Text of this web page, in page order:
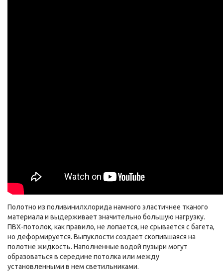
Полотно из поливинилхлорида намного эластичнее тканого
материала и выдерживает значительно большую нагрузку.
ПВХ-потолок, как правило, не лопается, не срывается с багета,
но деформируется. Выпуклости создает скопившаяся на
полотне жидкость. Наполненные водой пузыри могут
образоваться в середине потолка или между
установленными в нем светильниками.